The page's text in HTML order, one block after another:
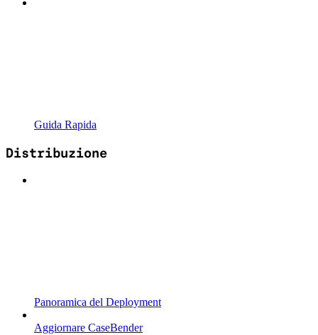
Guida Rapida
Distribuzione
Panoramica del Deployment
Aggiornare CaseBender